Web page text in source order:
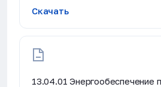
Скачать
13.04.01 Энергообеспечение